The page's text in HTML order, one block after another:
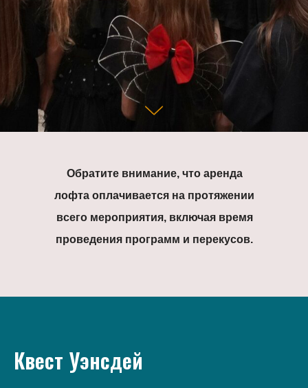
Обратите внимание, что аренда
лофта оплачивается на протяжении
всего мероприятия, включая время
проведения программ и перекусов.
Квест Уэнсдей